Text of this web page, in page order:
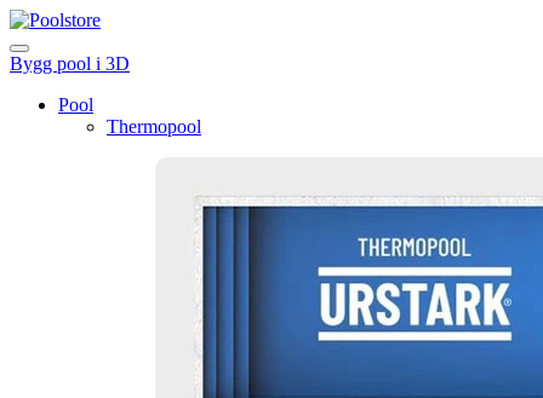
Bygg pool i 3D
Pool
Thermopool